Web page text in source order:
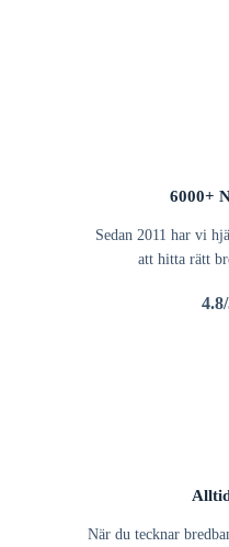
6000+
Sedan 2011 har vi
att hitta rätt
När du tecknar